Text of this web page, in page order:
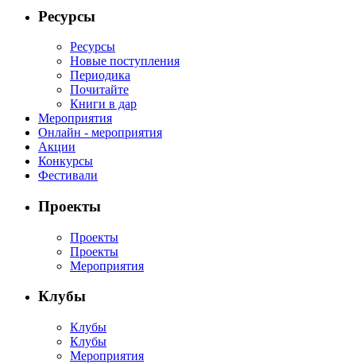
Ресурсы
Ресурсы
Новые поступления
Периодика
Почитайте
Книги в дар
Мероприятия
Онлайн - мероприятия
Акции
Конкурсы
Фестивали
Проекты
Проекты
Проекты
Мероприятия
Клубы
Клубы
Клубы
Мероприятия